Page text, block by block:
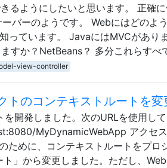
るようにしたいと思います。 正確
バーのようです。 Webにはどのよ
っています。 JavaにはMVCがあり
すか？NetBeans？ 多分これらすべ
view-controller
トのコンテキストルートを変
開発しました。次のURLを使用し
MyDynamicWebApp アクセス
めに、コンテキストルートをプロ
」から変更しました。ただし、